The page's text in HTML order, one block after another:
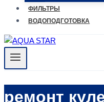
ФИЛЬТРЫ
ВОДОПОДГОТОВКА
ремонт